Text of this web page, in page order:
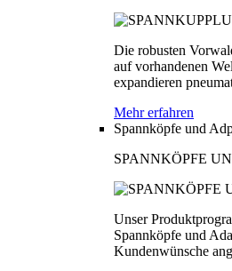
Die robusten
auf vorhandenen
expandieren
Mehr erfahren
Spannköpfe und
SPANNKÖPFE
Unser
Spannköpfe und
Kundenwünsche